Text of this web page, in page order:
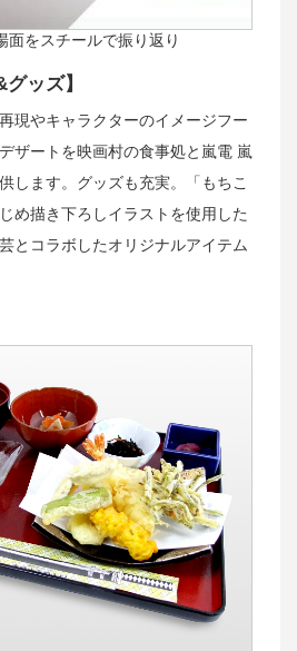
面をスチールで振り返り
ッズ】
現やキャラクターのイメージフー
ザートを映画村の食事処と嵐電 嵐
します。グッズも充実。「もちこ
め描き下ろしイラストを使用した
とコラボしたオリジナルアイテム